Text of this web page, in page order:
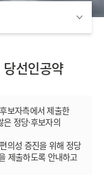
선인공약
보자측에서 제출한
정당·후보자의
의성 증진을 위해 정당
제출하도록 안내하고